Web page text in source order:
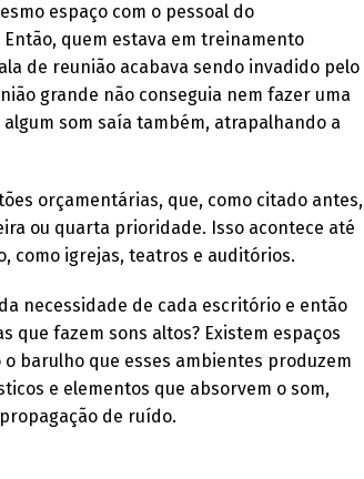
espaço com o pessoal do
quem estava em treinamento
de reunião acabava sendo invadido pelo
grande não conseguia nem fazer uma
som saía também, atrapalhando a
orçamentárias, que, como citado antes,
ou quarta prioridade. Isso acontece até
como igrejas, teatros e auditórios.
necessidade de cada escritório e então
que fazem sons altos? Existem espaços
barulho que esses ambientes produzem
e elementos que absorvem o som,
de ruído.